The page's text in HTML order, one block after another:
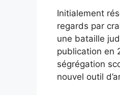
Initialement
regards par
une bataille
publication en
ségrégation
nouvel outil